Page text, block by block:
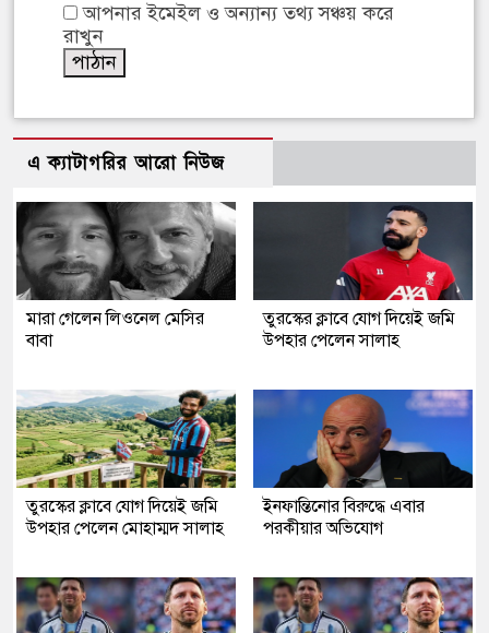
আপনার ইমেইল ও অন্যান্য তথ্য সঞ্চয় করে
রাখুন
এ ক্যাটাগরির আরো নিউজ
মারা গেলেন লিওনেল মেসির
বাবা
তুরস্কের ক্লাবে যোগ দিয়েই জমি
উপহার পেলেন সালাহ
তুরস্কের ক্লাবে যোগ দিয়েই জমি
উপহার পেলেন মোহাম্মদ সালাহ
ইনফান্তিনোর বিরুদ্ধে এবার
পরকীয়ার অভিযোগ